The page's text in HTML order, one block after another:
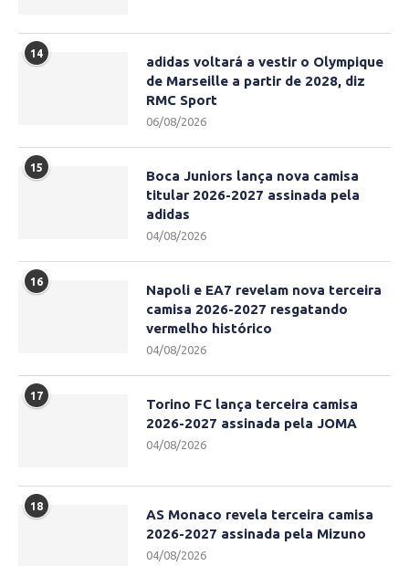
14
adidas voltará a vestir o Olympique
de Marseille a partir de 2028, diz
RMC Sport
06/08/2026
15
Boca Juniors lança nova camisa
titular 2026-2027 assinada pela
adidas
04/08/2026
16
Napoli e EA7 revelam nova terceira
camisa 2026-2027 resgatando
vermelho histórico
04/08/2026
17
Torino FC lança terceira camisa
2026-2027 assinada pela JOMA
04/08/2026
18
AS Monaco revela terceira camisa
2026-2027 assinada pela Mizuno
04/08/2026